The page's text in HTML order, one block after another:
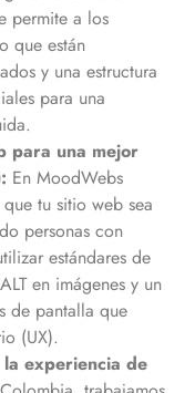
permite a los
que están
y una estructura
para una
para una mejor
En MoodWebs
tu sitio web sea
personas con
estándares de
en imágenes y un
de pantalla que
(UX).
experiencia de